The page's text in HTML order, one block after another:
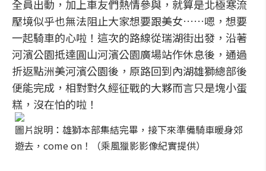
全員出動，加上車友們熱情參與，就算是北極寒流
壓境似乎也無法阻止大家想要跟美女……嗯，想要
一起騎車的心啦！這次的路線從瑞湖街出發，沿著
河濱公園抵達圓山河濱公園廣場站作休息後，通過
折返點洲美河濱公園後，原路回到內湖雄獅總部後
便能完成，相對對久經征戰的大夥而言只是塊小蛋
糕，沒在怕的啦！
圖片說明：雄獅本部集結完畢，接下來準備騎車暖身郊
遊去，come on！（乘風獵影影像紀實提供）